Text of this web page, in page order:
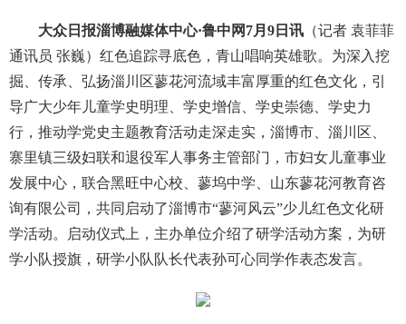
大众日报淄博融媒体中心·鲁中网7月9日讯 （记者 袁菲菲
通讯员 张巍）红色追踪寻底色，青山唱响英雄歌。为深入挖
掘、传承、弘扬淄川区蓼花河流域丰富厚重的红色文化，引
导广大少年儿童学史明理、学史增信、学史崇德、学史力
行，推动学党史主题教育活动走深走实，淄博市、淄川区、
寨里镇三级妇联和退役军人事务主管部门，市妇女儿童事业
发展中心，联合黑旺中心校、蓼坞中学、山东蓼花河教育咨
询有限公司，共同启动了淄博市“蓼河风云”少儿红色文化研
学活动。启动仪式上，主办单位介绍了研学活动方案，为研
学小队授旗，研学小队队长代表孙可心同学作表态发言。